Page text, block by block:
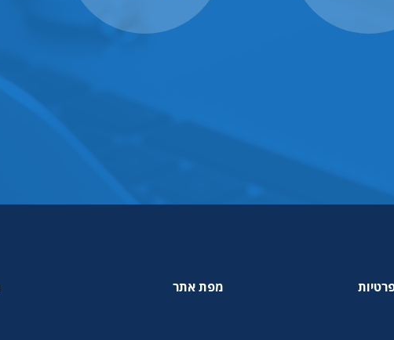
מפת אתר